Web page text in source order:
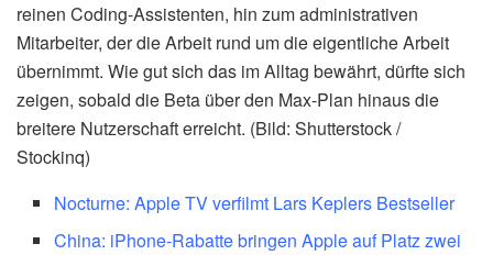
reinen Coding-Assistenten, hin zum administrativen
Mitarbeiter, der die Arbeit rund um die eigentliche Arbeit
übernimmt. Wie gut sich das im Alltag bewährt, dürfte sich
zeigen, sobald die Beta über den Max-Plan hinaus die
breitere Nutzerschaft erreicht. (Bild: Shutterstock /
Stockinq)
Nocturne: Apple TV verfilmt Lars Keplers Bestseller
China: iPhone-Rabatte bringen Apple auf Platz zwei